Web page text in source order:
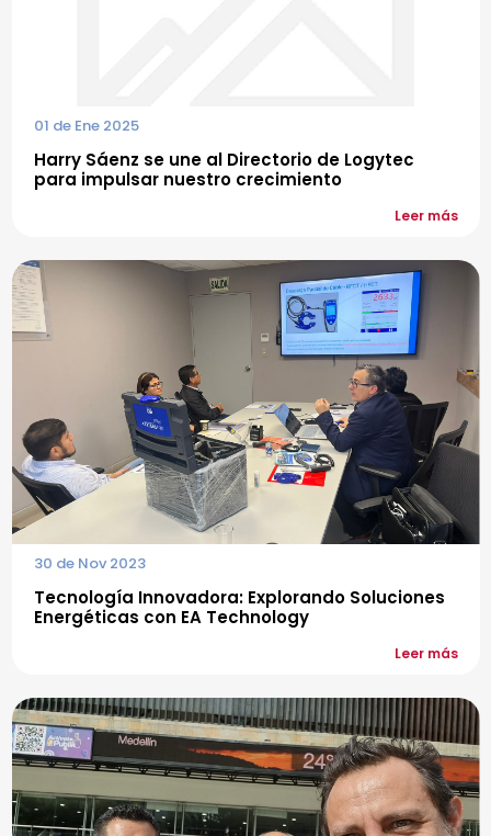
01 de Ene 2025
Harry Sáenz se une al Directorio de Logytec
para impulsar nuestro crecimiento
Leer más
30 de Nov 2023
Tecnología Innovadora: Explorando Soluciones
Energéticas con EA Technology
Leer más